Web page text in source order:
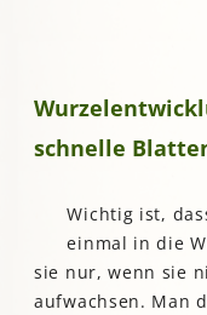
schnelle
Wichtig ist,
einmal in die
sie nur, wenn sie
aufwachsen. Man